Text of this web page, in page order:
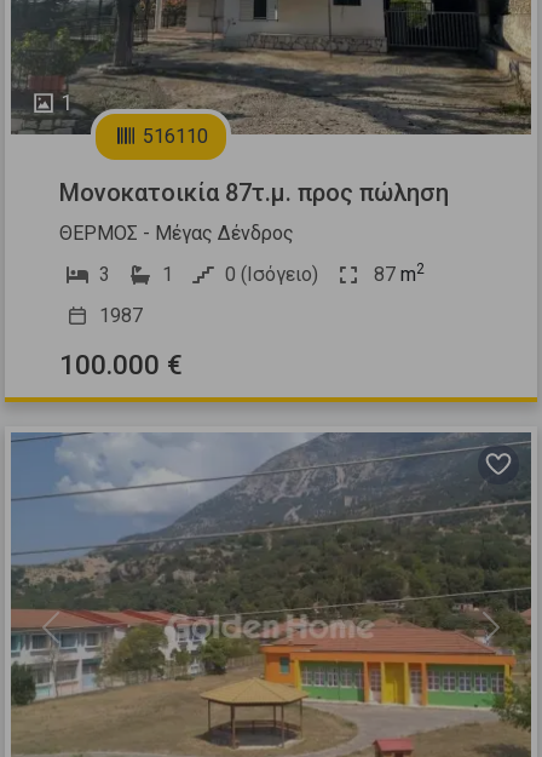
1
516110
Μονοκατοικία 87τ.μ. προς πώληση
ΘΕΡΜΟΣ - Μέγας Δένδρος
3
1 0 (Ισόγειο) 87 m2
1987
100.000 €
Previous Next